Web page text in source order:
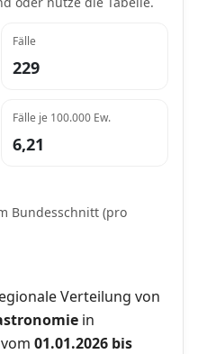
Fälle
229
Fälle je 100.000 Ew.
6,21
Bundesschnitt (pro
Verteilung von
in
01.01.2026 bis